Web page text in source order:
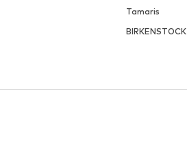
Tamaris
BIRKENSTOCK